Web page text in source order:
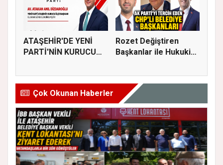
ATAŞEHİR'DE YENİ
PARTİ'NİN KURUCU
Rozet Değiştiren
Başkanlar ile Hukuki
Çok Okunan Haberler